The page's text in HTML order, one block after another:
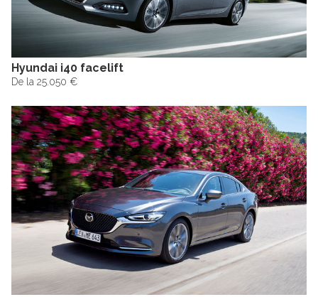
Hyundai i40 facelift
De la 25.050 €